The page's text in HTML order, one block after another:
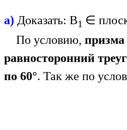
а) Доказать: В1 ∈
По условию, призма
равносторонний
по 60°. Так же по